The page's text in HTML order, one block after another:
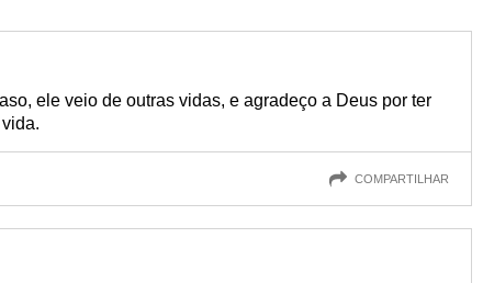
ele veio de outras vidas, e agradeço a Deus por ter
COMPARTILHAR